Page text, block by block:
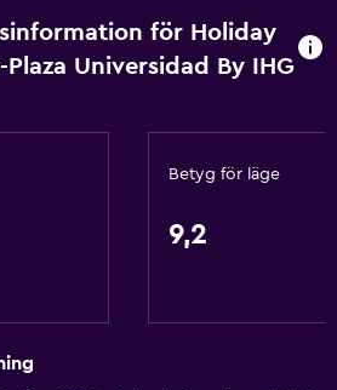
för Holiday
Plaza Universidad By IHG
Betyg för läge
9,2